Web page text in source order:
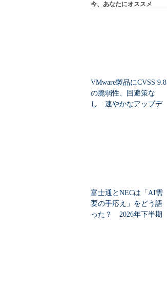
今、あなたにオススメ
VMware製品にCVSS 9.8
の脆弱性、回避策な
し 速やかなアップデ
富士通とNECは「AI需
要の手応え」をどう語
った？ 2026年下半期